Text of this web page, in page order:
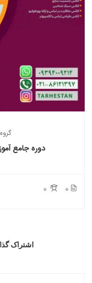
دوره جامع
0
اشتراک